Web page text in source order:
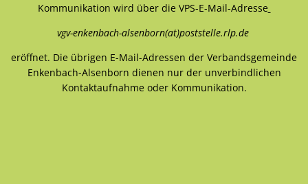
Kommunikation wird über die VPS-E-Mail-Adresse
vgv-enkenbach-alsenborn(at)poststelle.rlp.de
eröffnet. Die übrigen E-Mail-Adressen der Verbandsgemeinde
Enkenbach-Alsenborn dienen nur der unverbindlichen
Kontaktaufnahme oder Kommunikation.